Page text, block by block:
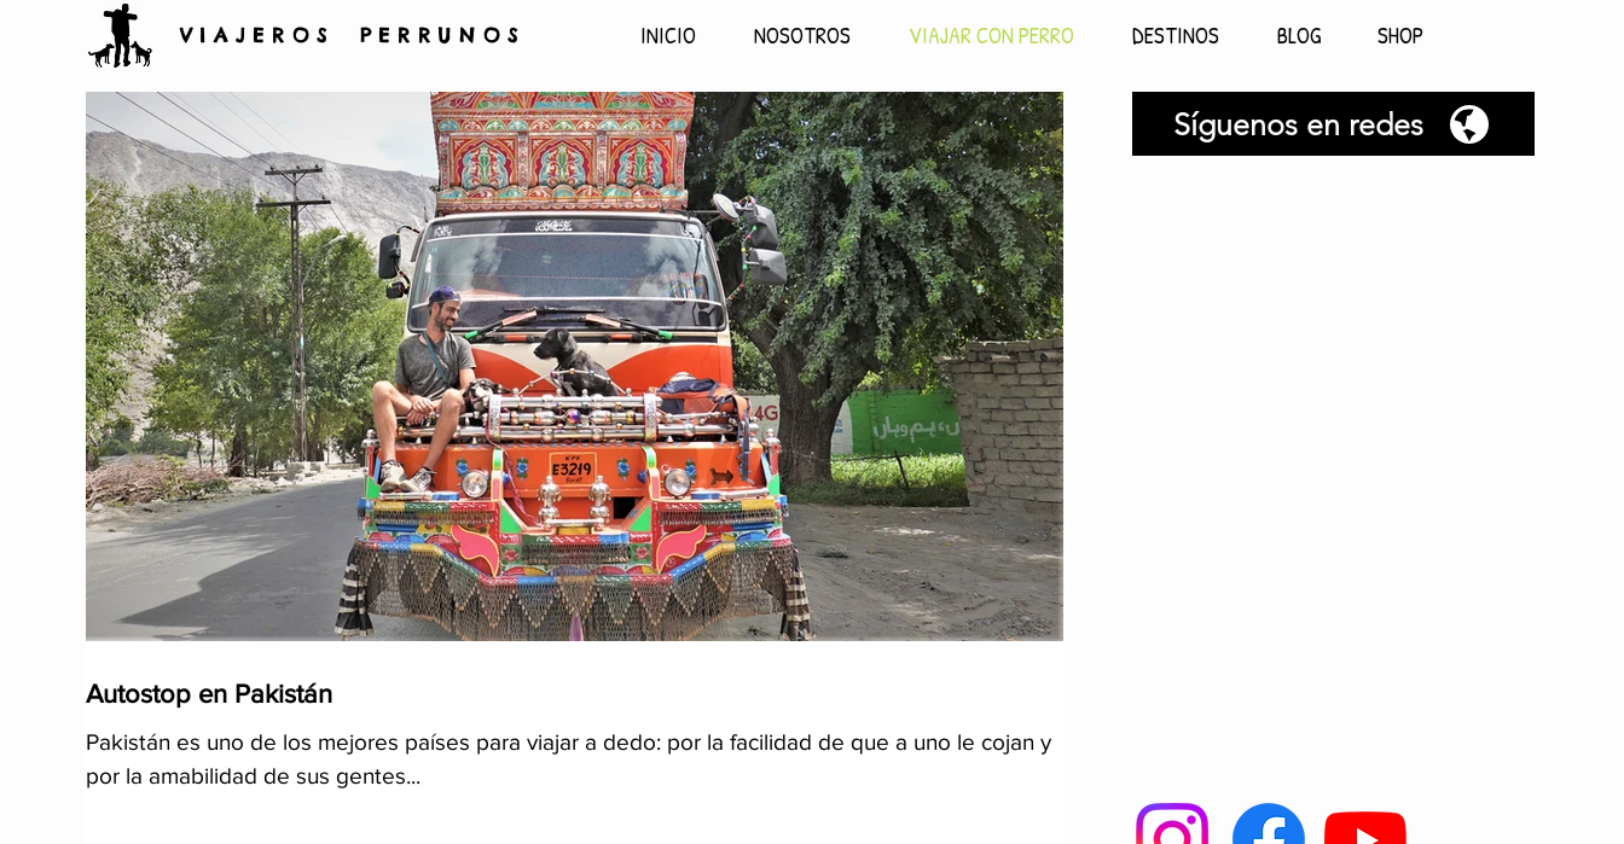
V I A J E R O S P E R R U N O S INICIO NOSOTROS VIAJAR CON PERRO DESTINOS BLOG SHOP
Autostop en Pakistán
Pakistán es uno de los mejores países para viajar a dedo: por la facilidad de que a uno le cojan y
por la amabilidad de sus gentes...
Síguenos en redes